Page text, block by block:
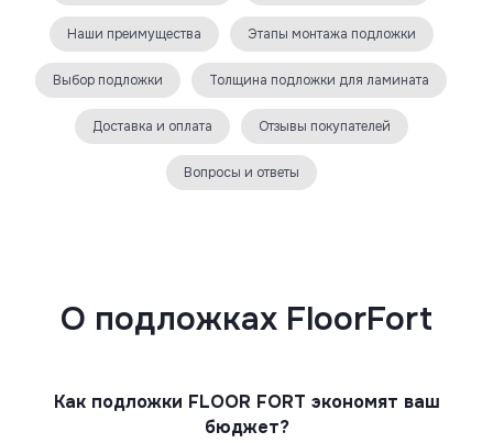
Наши преимущества Этапы монтажа подложки
Выбор подложки Толщина подложки для ламината
Доставка и оплата Отзывы покупателей
Вопросы и ответы
О подложках FloorFort
Как подложки FLOOR FORT экономят ваш
бюджет?